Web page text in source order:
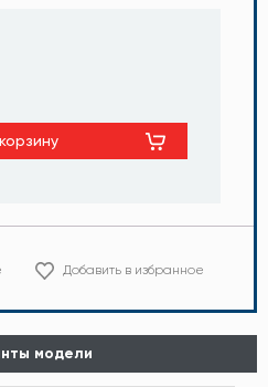
Добавить в избранное
модели